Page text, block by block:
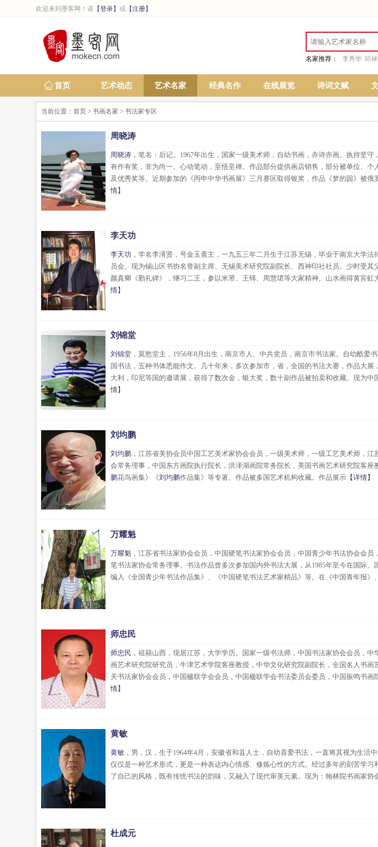
欢迎来到墨客网！请 【登录】 或 【注册】
名家推荐： 李秀华 邱
首页 艺术动态 艺术名家 经典名作 在线展览 诗词文赋
当前位置： 首页 > 书画名家 > 书法家专区
周晓涛
周晓涛 ，笔名：后记。1967年出生，国家一级美术师，自幼书画，亦诗亦画。执持坚守
有作有奖，非为尚一。心动笔动，至悟至禅。作品部分提供画店销售，部分被单位、个
及优秀奖等。近期参加的《丙申中华书画展》三月赛区取得银奖，作品《梦的园》被俄
情】
李天功
李天功 ，学名李湑贤，号金玉斋主，一九五三年二月生于江苏无锡，毕业于南京大学
员会。现为锡山区书协名誉副主席、无锡美术研究院副院长、西神印社社员。少时受
颜真卿《勤礼碑》，继习二王，参以米芾、王铎、周慧珺等大家精神。山水画得黄宾虹
情】
刘锦堂
刘锦堂 ，莫愁堂主，1956年8月出生，南京市人。中共党员，南京市书法家。自幼酷爱
国书法，五种书体悉能作文。几十年来，多次参加市，省，全国的书法大赛，作品大
大利，印尼等国的邀请展，获得了数次金，银大奖，数十副作品被拍卖和收藏。现为中
情】
刘均鹏
刘均鹏 ，江苏省美协会员中国工艺美术家协会会员，一级美术师，一级工艺美术师，
会常务理事，中国东方画院执行院长，洪泽湖画院常务院长，美国书画艺术研究院客座
鹏花鸟画集》《刘均鹏作品集》等专著。作品被多国艺术机构收藏。作品展示 【详情】
万耀魁
万耀魁 ，江苏省书法家协会会员，中国硬笔书法家协会会员，中国青少年书法协会会
笔书法家协会常务理事。书法作品曾多次参加国内外书法大展，从1985年至今在国际、
编入《全国青少年书法作品集》、《中国硬笔书法艺术家精品》等。在《中国青年报》
师忠民
师忠民 ，祖籍山西，现居江苏，大学学历。国家一级书法师，中国书法家协会会员，
画艺术研究院研究员，牛津艺术学院客座教授，中华文化研究院副院长，全国名人书画
关书法家协会会员，中国楹联学会会员，中国楹联学会书法委员会委员，中国振鸣书画
情】
黄敏
黄敏 ，男，汉，生于1964年4月，安徽省和县人士，自幼喜爱书法，一直将其视为生活
仅仅是一种艺术形式，更是一种表达内心情感、修炼心性的方式。经过多年的刻苦学习
了自己的风格，既有传统书法的韵味，又融入了现代审美元素。现为：翰林院书画家协
杜成元